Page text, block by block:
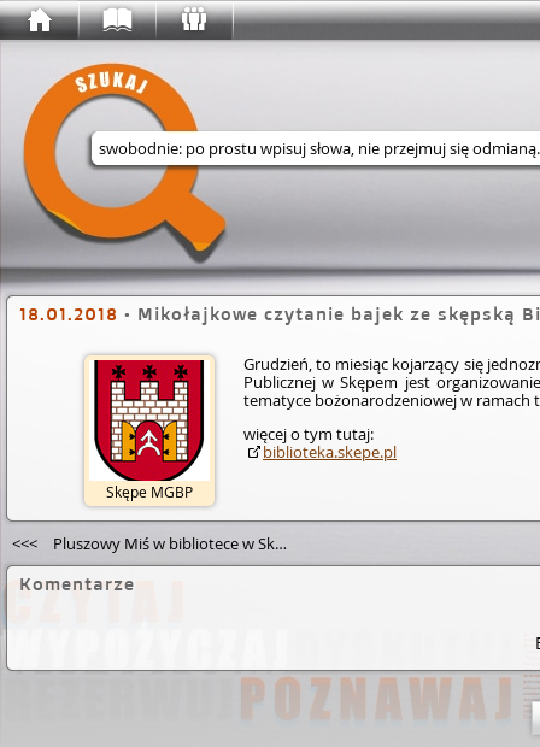
Wyszukaj w serwisie
18.01.2018 • Mikołajkowe czytanie bajek ze skępską
Skępe MGBP
Grudzień, to miesiąc kojarzący się
Publicznej w Skępem jest
tematyce bożo­naro­dzen­iowe­j w ramach
więcej o tym tutaj:
biblioteka.skepe.pl
<<< Pluszowy Miś w bibliotece w Skępem
Komentarze